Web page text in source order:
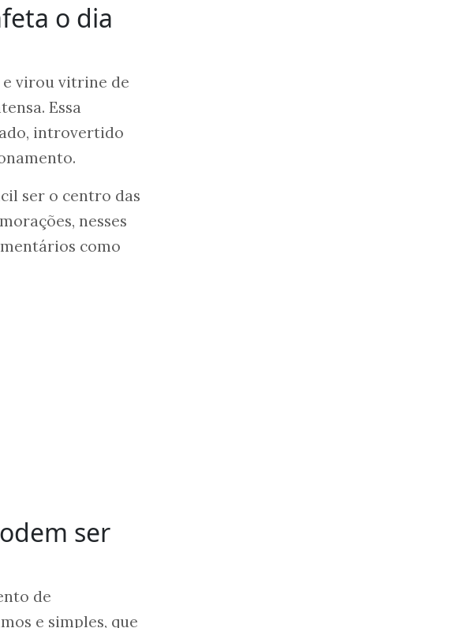
o dia
e virou vitrine de
Essa
introvertido
ser o centro das
nesses
como
ser
de
e simples, que